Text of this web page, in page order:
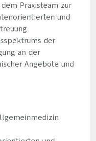
Praxisteam zur
und
der
an der
Angebote und